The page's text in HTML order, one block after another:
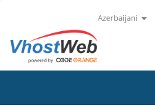
Azerbaijani